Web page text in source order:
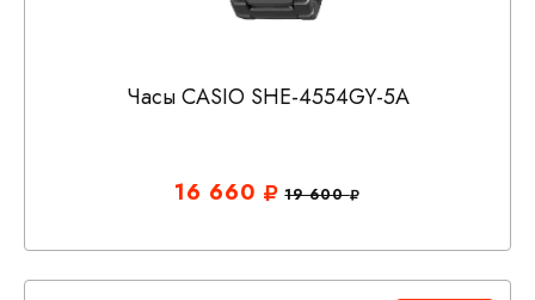
Часы CASIO SHE-4554GY-5A
16 660 19 600